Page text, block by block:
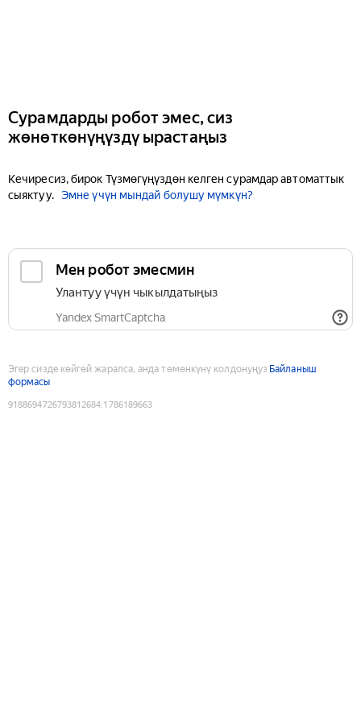
Сурамдарды робот эмес, сиз
жөнөткөнүңүздү ырастаңыз
Кечиресиз, бирок Түзмөгүңүздөн келген сурамдар автоматтык
сыяктуу. Эмне үчүн мындай болушу мүмкүн?
Мен робот эмесмин
Улантуу үчүн чыкылдатыңыз
Yandex SmartCaptcha
Эгер сизде көйгөй жаралса, анда төмөнкүнү колдонуңуз Байланыш
формасы
9188694726793812684:1786189663